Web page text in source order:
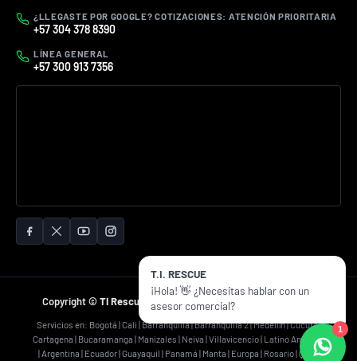
¿LLEGASTE POR GOOGLE? COTIZACIONES: ATENCIÓN PRIORITARIA
+57 304 378 8390
LÍNEA GENERAL
+57 300 913 7356
Copyright © TI Rescue 2026 Todos los derechos reservados.
Servicios en: Bogotá | Cali | Barranquilla | Barranquilla 2 | Medellín | Cúcuta |
Cartagena | Bucaramanga | Manizales | Neiva | Villavicencio | Latino América
| Argentina | Ecuador | Guayaquil | Panamá | Manta | Europa | Rosario | Quito
T.I. RESCUE
¡Hola! 👋 ¿Necesitas hablar con un
asesor comercial?
1